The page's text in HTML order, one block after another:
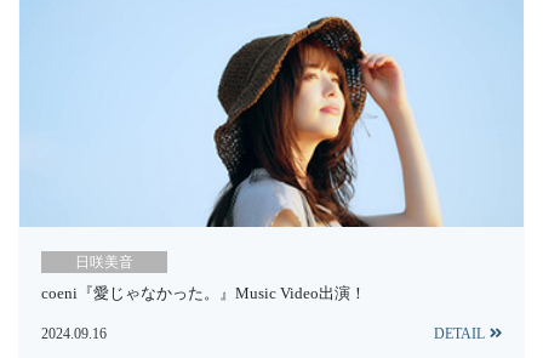
日咲美音
coeni『愛じゃなかった。』Music Video出演！
2024.09.16 DETAIL